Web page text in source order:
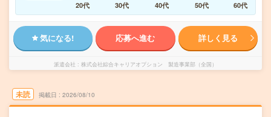
20代
30代 40代 50代 60代
気になる! 応募へ進む 詳しく見る
派遣会社 株式会社綜合キャリアオプション 製造事業部（全国）
未読 掲載日 2026/08/10